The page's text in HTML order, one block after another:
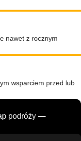
nawet z rocznym
wsparciem przed lub
podróży —